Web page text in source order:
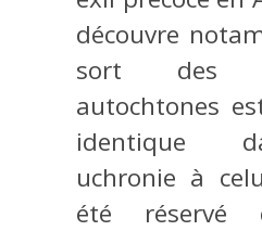
découvre
sort des
autochtones
identique
uchronie à
été réservé